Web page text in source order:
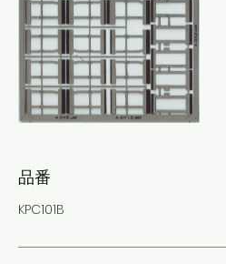
品番
KPC101B